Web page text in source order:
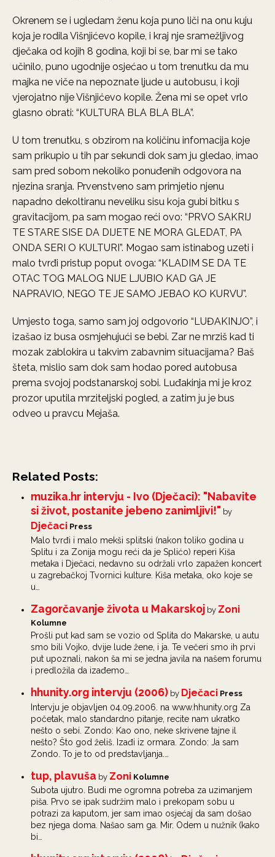
Okrenem se i ugledam ženu koja puno liči na onu kuju
koja je rodila Višnjićevo kopile, i kraj nje sramežljivog
dječaka od kojih 8 godina, koji bi se, bar mi se tako
učinilo, puno ugodnije osjećao u tom trenutku da mu
majka ne viče na nepoznate ljude u autobusu, i koji
vjerojatno nije Višnjićevo kopile. Žena mi se opet vrlo
glasno obrati: “KULTURA BLA BLA BLA”.
U tom trenutku, s obzirom na količinu infomacija koje
sam prikupio u tih par sekundi dok sam ju gledao, imao
sam pred sobom nekoliko ponuđenih odgovora na
njezina sranja. Prvenstveno sam primjetio njenu
napadno dekoltiranu neveliku sisu koja gubi bitku s
gravitacijom, pa sam mogao reći ovo: “PRVO SAKRIJ
TE STARE SISE DA DIJETE NE MORA GLEDAT, PA
ONDA SERI O KULTURI”. Mogao sam istinabog uzeti i
malo tvrđi pristup poput ovoga: “KLADIM SE DA TE
OTAC TOG MALOG NIJE LJUBIO KAD GA JE
NAPRAVIO, NEGO TE JE SAMO JEBAO KO KURVU”.
Umjesto toga, samo sam joj odgovorio “LUĐAKINJO”, i
izašao iz busa osmjehujući se bebi. Zar ne mrziš kad ti
mozak zablokira u takvim zabavnim situacijama? Baš
šteta, mislio sam dok sam hodao pored autobusa
prema svojoj podstanarskoj sobi. Luđakinja mi je kroz
prozor uputila mrziteljski pogled, a zatim ju je bus
odveo u pravcu Mejaša.
Related Posts:
muzika.hr intervju - Ivo (Dječaci): "Nabavite
si život, postanite jebeno zanimljivi!" by
Dječaci Press
Malo tvrđi i malo mekši splitski (nakon toliko godina u
Splitu i za Zonija mogu reći da je Splićo) reperi Kiša
metaka i Dječaci, nedavno su održali vrlo zapažen koncert
u zagrebačkoj Tvornici kulture. Kiša metaka, oko koje se
u…
Zagorčavanje života u Makarskoj by Zoni
Kolumne
Prošli put kad sam se vozio od Splita do Makarske, u autu
smo bili Vojko, dvije lude žene, i ja. Te večeri smo ih prvi
put upoznali, nakon ša mi se jedna javila na našem forumu
i predložila da izađemo…
hhunity.org intervju (2006) by Dječaci Press
Intervju je objavljen 04.09.2006. na www.hhunity.org Za
početak, malo standardno pitanje, recite nam ukratko
nešto o sebi. Zondo: Kao ono, neke skrivene tajne il
nešto? Što god želiš. Izađi iz ormara. Zondo: Ja sam
Zondo. To je to od predstavljanja.…
tup, plavuša by Zoni Kolumne
Subota ujutro. Budi me ogromna potreba za uzimanjem
piša. Prvo se ipak sudržim malo i prekopam sobu u
potrazi za kaputom, jer sam imao osjećaj da sam došao
bez njega doma. Našao sam ga. Mir. Odem u nužnik (kako
bi…